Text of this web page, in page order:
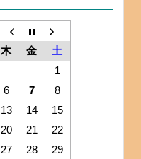
木 金
土
1
6 7
8
13 14
15
20 21
22
27 28
29